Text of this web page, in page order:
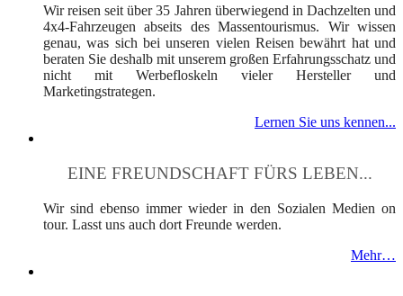
Wir reisen seit über 35 Jahren überwiegend in Dachzelten und
4x4-Fahrzeugen abseits des Massentourismus. Wir wissen
genau, was sich bei unseren vielen Reisen bewährt hat und
beraten Sie deshalb mit unserem großen Erfahrungsschatz und
nicht mit Werbefloskeln vieler Hersteller und
Marketingstrategen.
Lernen Sie uns kennen...
EINE FREUNDSCHAFT FÜRS LEBEN...
Wir sind ebenso immer wieder in den Sozialen Medien on
tour. Lasst uns auch dort Freunde werden.
Mehr…